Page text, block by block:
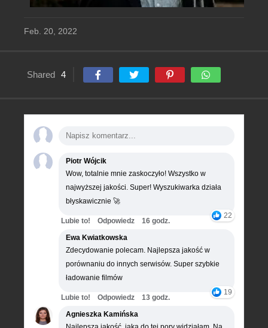
Feb. 20, 2022
Shared 4
Piotr Wójcik
Wow, totalnie mnie zaskoczyło! Wszystko w
najwyższej jakości. Super! Wyszukiwarka działa
błyskawicznie 🚀
22
Lubie to! Odpowiedz
16 godz.
Ewa Kwiatkowska
Zdecydowanie polecam. Najlepsza jakość w
porównaniu do innych serwisów. Super szybkie
ładowanie filmów
19
Lubie to! Odpowiedz
13 godz.
Agnieszka Kamińska